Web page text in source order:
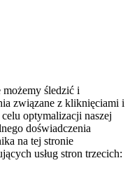
możemy śledzić i
związane z kliknięciami i
optymalizacji naszej
doświadczenia
na tej stronie
usług stron trzecich: